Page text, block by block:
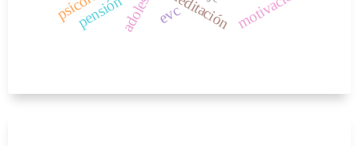
evc
pensión